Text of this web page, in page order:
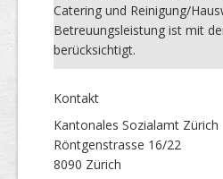
Catering und Reinigung/
Betreuungsleistung ist mit
berücksichtigt.
Kontakt
Kantonales Sozialamt Zürich
Röntgenstrasse 16/22
8090 Zürich